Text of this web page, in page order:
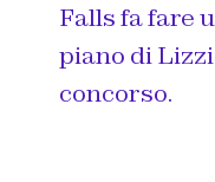
Falls fa fare
piano di
concorso.